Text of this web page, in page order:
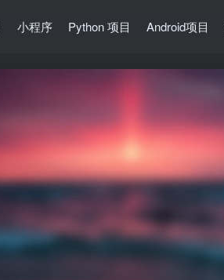
小程序 Python 项目 Android项目